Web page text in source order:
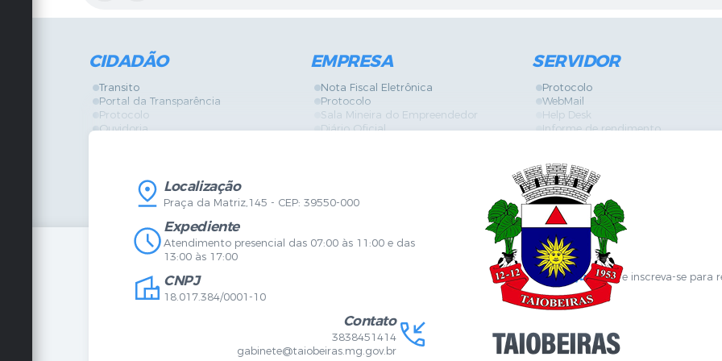
CIDADÃO
Transito
Portal da Transparência
Protocolo
Ouvidoria
Legislação
Diário Oficial
Mapa do Site
Certidões
Agenda de Eventos
Concursos
Telefones Úteis
EMPRESA
Nota Fiscal Eletrônica
Protocolo
Sala Mineira do Empreendedor
Diário Oficial
Serviços Online
Vigilância Sanitária
SERVIDOR
Protocolo
WebMail
Help Desk
Informe de rendimento
GPI
Diário Oficial
Fale com RH
SGDI - Sistema de Gerência de
Concurso Público e Processo
Portal da Atenção Primaria
Localização
Praça da Matriz,145 - CEP: 39550-000
Expediente
Atendimento presencial das 07:00 às 11:00 e das
13:00 às 17:00
CNPJ
18.017.384/0001-10
Contato
3838451414
gabinete@taiobeiras.mg.gov.br
Clique aquie inscreva-se para